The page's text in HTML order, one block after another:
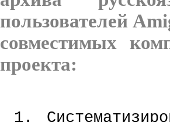
пользователей
совместимых
проекта: